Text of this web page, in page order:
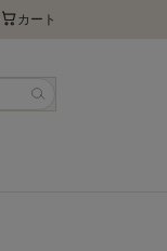
カート